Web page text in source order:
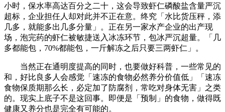
小时，保水率高达百分之二十，这会导致虾仁磷酸盐含量严沉
超标，企业担任人却对此并不正在意。终究「水比货压秤，添
几多，就能多出几多分量」。正在另一家水产企业的出产现
场，泡完药的虾仁被敏捷送入冰冻环节，包冰严沉超量。「几
多都能包，70%都能包，一斤解冻之后只要三两虾仁」。
当然正在通明度提高的同时，也要做好科普，一些常见的
和，好比良多人会感觉「速冻的食物必然养分价值低」「速冻
食物保质期那么长，必定加了防腐剂，常吃对身体无害」之类
的。现实上底子不是这回事。即便是「预制」的食物，做得既
健康又养分也是完全有可能的。